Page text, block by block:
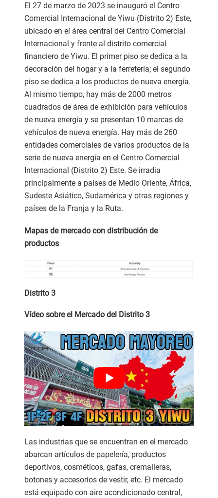
El 27 de marzo de 2023 se inauguró el Centro
Comercial Internacional de Yiwu (Distrito 2) Este,
ubicado en el área central del Centro Comercial
Internacional y frente al distrito comercial
financiero de Yiwu. El primer piso se dedica a la
decoración del hogar y a la ferretería; el segundo
piso se dedica a los productos de nueva energía.
Al mismo tiempo, hay más de 2000 metros
cuadrados de área de exhibición para vehículos
de nueva energía y se presentan 10 marcas de
vehículos de nueva energía. Hay más de 260
entidades comerciales de varios productos de la
serie de nueva energía en el Centro Comercial
Internacional (Distrito 2) Este. Se irradia
principalmente a países de Medio Oriente, África,
Sudeste Asiático, Sudamérica y otras regiones y
países de la Franja y la Ruta.
Mapas de mercado con distribución de
productos
Distrito 3
Vídeo sobre el Mercado del Distrito 3
Las industrias que se encuentran en el mercado
abarcan artículos de papelería, productos
deportivos, cosméticos, gafas, cremalleras,
botones y accesorios de vestir, etc. El mercado
está equipado con aire acondicionado central,